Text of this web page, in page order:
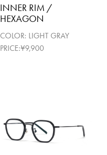
INNER RIM /
HEXAGON
COLOR: LIGHT GRAY
PRICE:¥9,900